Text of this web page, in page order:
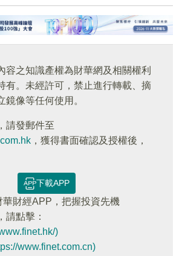
容之知識產權為財華網及相關權利
有。未經許可，禁止進行轉載、摘
鏡像等任何使用。
請發郵件至
，獲得書面確認及授權後，
下載APP
華財經APP，把握投資先機
請點擊：
)
www.finet.com.cn)